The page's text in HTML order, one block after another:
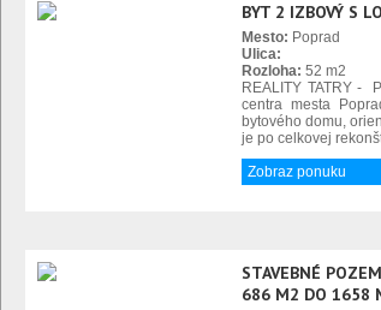
BYT 2 IZBOVÝ S
Mesto: Poprad
Ulica:
Rozloha: 52 m2
REALITY TATRY -
centra mesta
bytového domu,
je po celkovej
Zobraz ponuku
STAVEBNÉ
686 M2 DO 1658